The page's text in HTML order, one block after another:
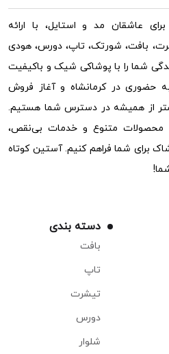
عاشقان مد و استایل، با ارائه
بافت، شورتک، تاپ، دورس، هودی
شما را با پوشاکی شیک و باکیفیت
حضوری در کرمانشاه و آغاز فروش
از همیشه در دسترس شما هستیم.
محصولات متنوع و خدمات بی‌نقص،
برای شما فراهم کنیم. آستین کوتاه
دسته بندی
بافت
تاپ
تیشرت
دورس
شلوار